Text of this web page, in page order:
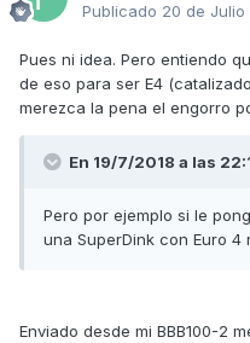
Publicado 20 de Julio
Pues ni idea. Pero entiendo
de eso para ser E4
merezca la pena el engorro
En 19/7/2018 a las
Pero por ejemplo si le
una SuperDink con Euro
Enviado desde mi BBB100-2